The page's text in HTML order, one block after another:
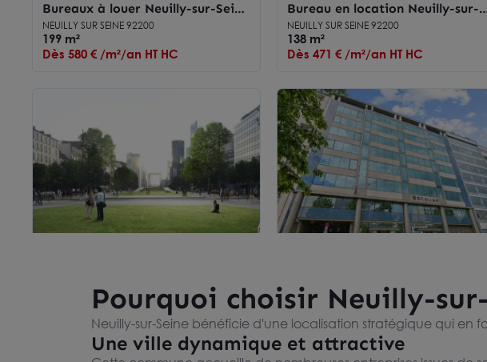
Bureaux à louer Neuilly-sur-Seine
terrasse privative métro à
proximité
NEUILLY SUR SEINE 92200
199 m²
Dès 580 € /m²/an HT HC
Bureau en location Neuilly-sur-
Seine accès direct métro et bus
NEUILLY SUR SEINE 92200
138 m²
Dès 471 € /m²/an HT HC
Bureaux à louer ou à vendre
Neuilly-sur-Seine plateau
modulable 110 m²
164 AVENUE CHARLES DE GAULLE, 92200
Dès 600 € /m²/an HT HC
Bureaux à louer à Neuilly sur
Seine plateaux lumineux dans
immeuble de standing
NEUILLY SUR SEINE 92200
De 284 m² à 765 m²
Dès 650 € /m²/an HT HC
Pourquoi choisir Neuilly-
Neuilly-sur-Seine bénéficie d'une localisation stratégique qui en
Une ville dynamique et attractive